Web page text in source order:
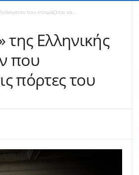
που ετοιμάζεται να...
Ελληνικής
που
πόρτες του